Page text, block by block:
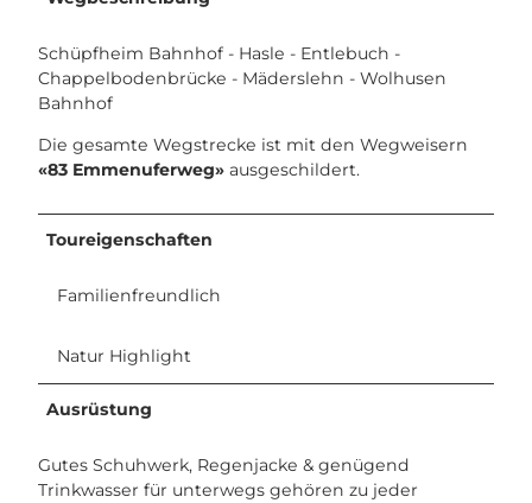
Schüpfheim Bahnhof - Hasle - Entlebuch -
Chappelbodenbrücke - Mäderslehn - Wolhusen
Bahnhof
Die gesamte Wegstrecke ist mit den Wegweisern
«83 Emmenuferweg» ausgeschildert.
Toureigenschaften
Familienfreundlich
Natur Highlight
Ausrüstung
Gutes Schuhwerk, Regenjacke & genügend
Trinkwasser für unterwegs gehören zu jeder